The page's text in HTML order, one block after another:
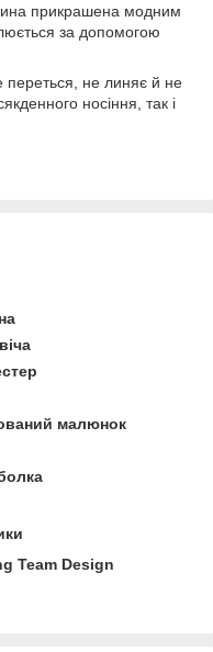
прикрашена модним
за допомогою
переться, не линяє й не
носіння, так і
малюнок
Team Design